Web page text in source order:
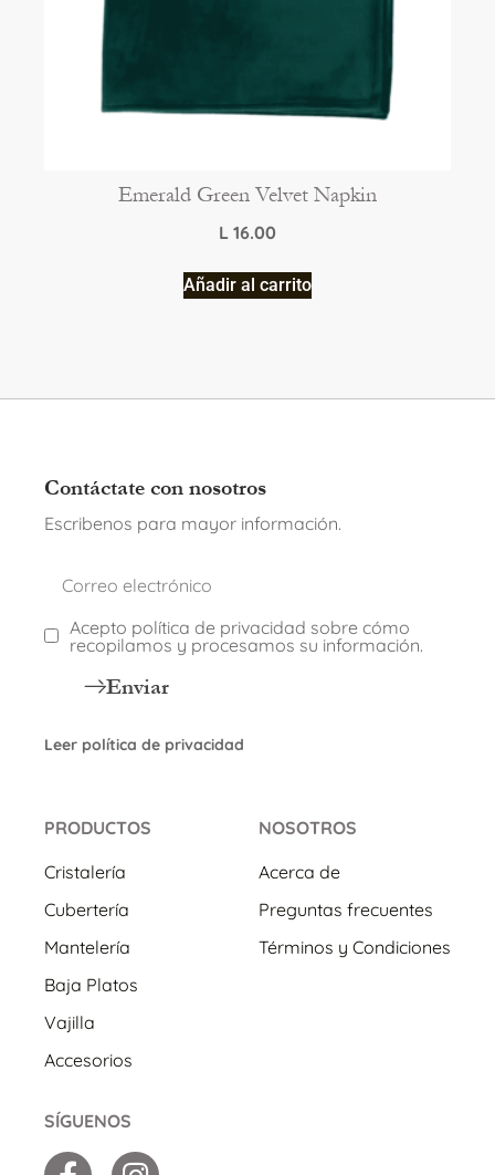
Emerald Green Velvet Napkin
L 16.00
Añadir al carrito
Contáctate con nosotros
Escribenos para mayor información.
Acepto política de privacidad sobre cómo
recopilamos y procesamos su información.
Enviar
Leer política de privacidad
PRODUCTOS
Cristalería
Cubertería
Mantelería
Baja Platos
Vajilla
Accesorios
NOSOTROS
Acerca de
Preguntas frecuentes
Términos y Condiciones
SÍGUENOS